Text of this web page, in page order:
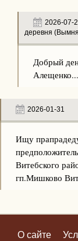
2026-07-
деревня
Добрый
Алещенко...
2026-01-31
Ищу
Витебского
гп.Мишково
О сайте